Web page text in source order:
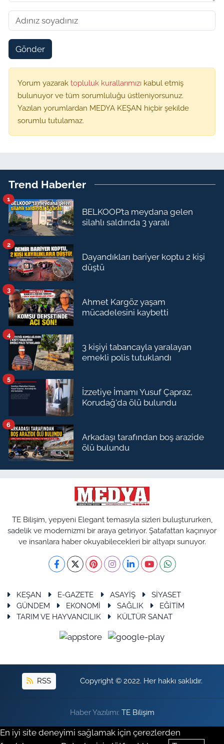
Gönder
Yorum yazarak topluluk kurallarımızı kabul etmiş
bulunuyor ve tüm sorumluluğu üstleniyorsunuz.
Yazılan yorumlardan MEDYA KEŞAN hiçbir şekilde
sorumlu tutulamaz.
Trend Haberler
BELKOOP’ta meydana gelen
silahlı saldırıda 3 yaralı
1
Dayandıkları bariyer koptu 2 kişi
düştü
2
Ahmet Kargöz yaşam
mücadelesini kaybetti
3
3 kişiyi tabancayla yaralayan
emekli polis tutuklandı
4
İzzetiye İmamı Yusuf Çapraz,
Korudağ'da ölü bulundu
5
Arkadaşı tarafından boş arazide
ölü bulundu
6
TE Bilişim, yepyeni Elegant temasıyla sizleri buluştururken,
sadelik ve modernizmi bir araya getiriyor. Şatafattan kaçınıyor
ve insanlara haber okuyabilecekleri bir altyapı sunuyor.
KEŞAN E-GAZETE ASAYİŞ
SİYASET
GÜNDEM
EKONOMİ SAĞLIK
EĞİTİM
TARIM VE HAYVANCILIK
KÜLTÜR SANAT
RSS Copyright © 2022. Her hakkı saklıdır.
Haber Yazılımı: TE Bilişim
En iyi site deneyimi sağlamak için çerezlerden